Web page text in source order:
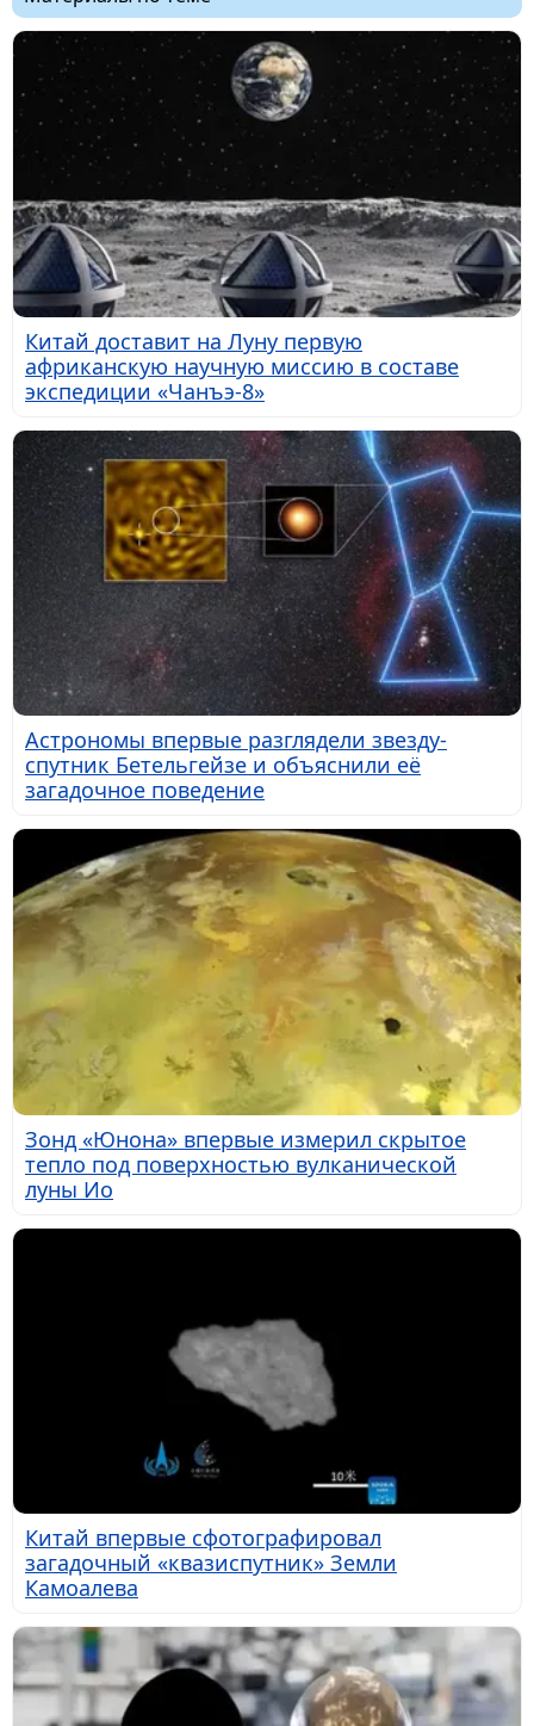
Китай доставит на Луну первую
африканскую научную миссию в составе
экспедиции «Чанъэ-8»
Астрономы впервые разглядели звезду-
спутник Бетельгейзе и объяснили её
загадочное поведение
Зонд «Юнона» впервые измерил скрытое
тепло под поверхностью вулканической
луны Ио
Китай впервые сфотографировал
загадочный «квазиспутник» Земли
Камоалева